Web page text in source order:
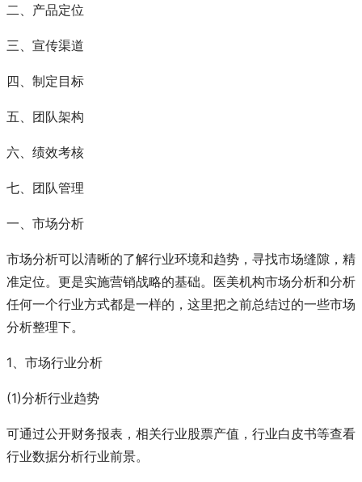
二、产品定位
三、宣传渠道
四、制定目标
五、团队架构
六、绩效考核
七、团队管理
一、市场分析
市场分析可以清晰的了解行业环境和趋势，寻找市场缝隙，精
准定位。更是实施营销战略的基础。医美机构市场分析和分析
任何一个行业方式都是一样的，这里把之前总结过的一些市场
分析整理下。
1、市场行业分析
(1)分析行业趋势
可通过公开财务报表，相关行业股票产值，行业白皮书等查看
行业数据分析行业前景。